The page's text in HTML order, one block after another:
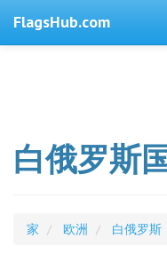
FlagsHub.com
白俄罗斯
家 欧洲 白俄罗斯